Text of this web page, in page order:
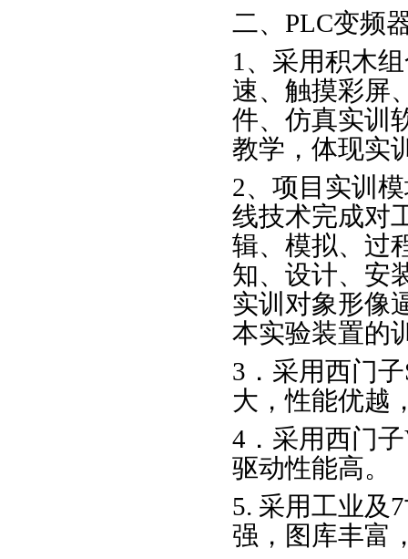
二、PLC变频
1、采用积木
速、触摸彩屏
件、仿真实训
教学，体现实
2、项目实训
线技术完成对
辑、模拟、过
知、设计、安
实训对象形像
本实验装置的
3．采用西门
大，性能优越
4．采用西门
驱动性能高。
5. 采用工业及
强，图库丰富